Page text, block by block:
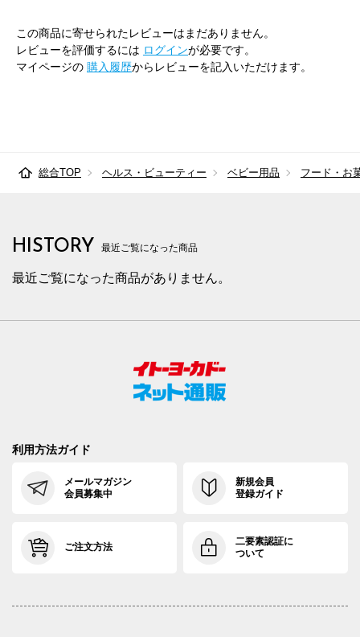
この商品に寄せられたレビューはまだありません。
レビューを評価するには ログインが必要です。
マイページの 購入履歴からレビューを記入いただけます。
総合TOP ヘルス・ビューティー ベビー用品 フード・お
HISTORY 最近ご覧になった商品
最近ご覧になった商品がありません。
利用方法ガイド
メールマガジン
会員募集中
新規会員
登録ガイド
ご注文方法
二要素認証に
ついて